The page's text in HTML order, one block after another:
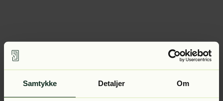
Samtykke Detaljer Om